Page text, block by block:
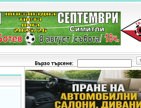
Бързо търсене: